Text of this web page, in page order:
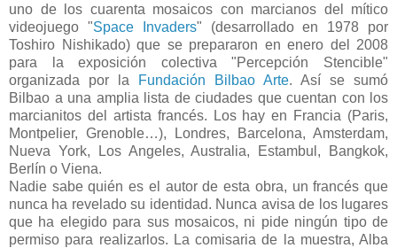
uno de los cuarenta mosaicos con marcianos del mítico
videojuego "Space Invaders" (desarrollado en 1978 por
Toshiro Nishikado) que se prepararon en enero del 2008
para la exposición colectiva "Percepción Stencible"
organizada por la
Fundación Bilbao Arte. Así se sumó
Bilbao a una amplia lista de ciudades que cuentan con los
marcianitos del artista francés. Los hay en Francia (Paris,
Montpelier, Grenoble…), Londres, Barcelona, Amsterdam,
Nueva York, Los Angeles, Australia, Estambul, Bangkok,
Berlín o Viena.
Nadie sabe quién es el autor de esta obra, un francés que
nunca ha revelado su identidad. Nunca avisa de los lugares
que ha elegido para sus mosaicos, ni pide ningún tipo de
permiso para realizarlos. La comisaria de la muestra, Alba